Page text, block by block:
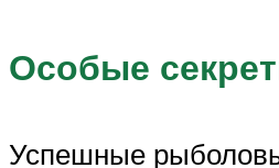
Особые
Успешные